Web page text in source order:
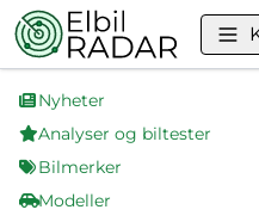
Nyheter
Analyser og biltester
Bilmerker
Modeller